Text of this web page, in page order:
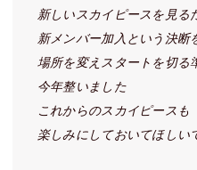
新しいスカイピースを見る
新メンバー加入という決断
場所を変えスタートを切る
今年整いました
これからのスカイピースも
楽しみにしておいてほしい